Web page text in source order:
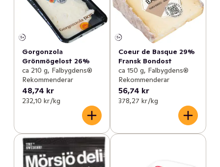
Gorgonzola
Grönmögelost 26%
ca 210 g, Falbygdens®
Rekommenderar
48,74 kr
232,10 kr /kg
Coeur de Basque 29%
Fransk Bondost
ca 150 g, Falbygdens®
Rekommenderar
56,74 kr
378,27 kr /kg